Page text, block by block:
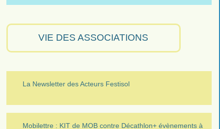
VIE DES ASSOCIATIONS
La Newsletter des Acteurs Festisol
Mobilettre : KIT de MOB contre Décathlon+ évènements à